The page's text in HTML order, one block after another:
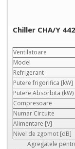
Chiller CHA/Y 442
Ventilatoare
Model
Refrigerant
Putere frigorifica [kW]
Putere Absorbita (kW)
Compresoare
Numar Circuite
Alimentare [V]
Nivel de zgomot [dB]
Agregatele pentru